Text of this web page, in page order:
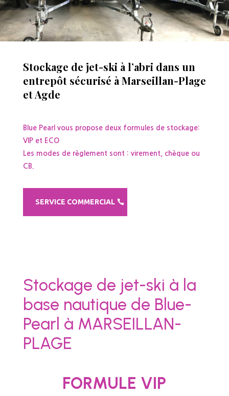
Stockage de jet-ski à l’abri dans un
entrepôt sécurisé à Marseillan-Plage
et Agde
Blue Pearl vous propose deux formules de stockage:
VIP et ECO
Les modes de règlement sont : virement, chèque ou
CB.
SERVICE COMMERCIAL
Stockage de jet-ski à la
base nautique de Blue-
Pearl à MARSEILLAN-
PLAGE
FORMULE VIP